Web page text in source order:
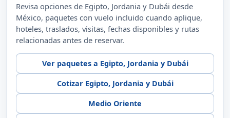
Revisa opciones de Egipto, Jordania y Dubái desde
México, paquetes con vuelo incluido cuando aplique,
hoteles, traslados, visitas, fechas disponibles y rutas
relacionadas antes de reservar.
Ver paquetes a Egipto, Jordania y Dubái
Cotizar Egipto, Jordania y Dubái
Medio Oriente